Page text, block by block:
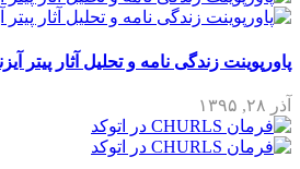
پاورپوینت زندگی نامه و تحلیل آثار پیتر
آذر ۲۸, ۱۳۹۵